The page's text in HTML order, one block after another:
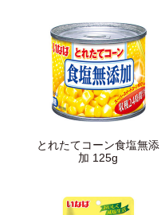
とれたてコーン食塩無添
加 125g